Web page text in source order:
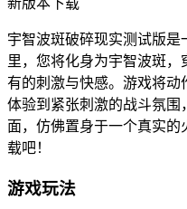
宇智波斑破碎现实测试版
里，您将化身为宇智波斑
有的刺激与快感。游戏将动
体验到紧张刺激的战斗氛围
面，仿佛置身于一个真实
载吧！
游戏玩法